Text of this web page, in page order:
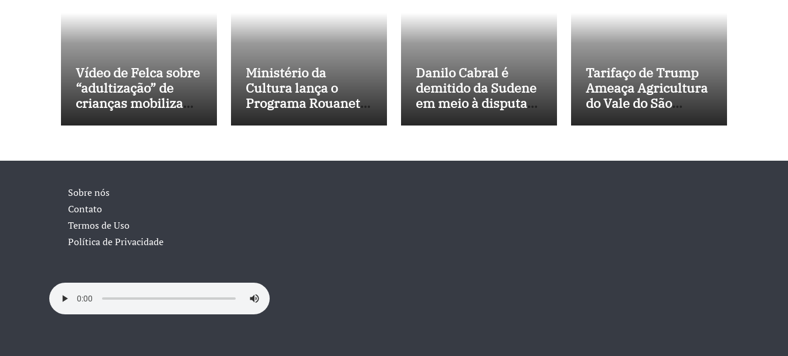
Vídeo de Felca sobre
“adultização” de
crianças mobiliza
Ministério da
Cultura lança o
Programa Rouanet
Danilo Cabral é
demitido da Sudene
em meio à disputa
Tarifaço de Trump
Ameaça Agricultura
do Vale do São
Sobre nós
Contato
Termos de Uso
Política de Privacidade